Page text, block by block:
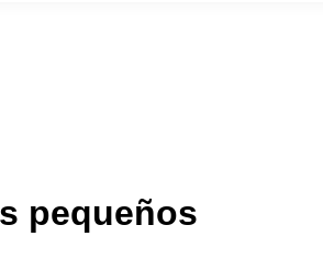
pequeños